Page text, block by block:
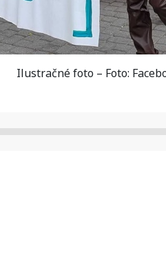
Ilustračné foto – Foto: